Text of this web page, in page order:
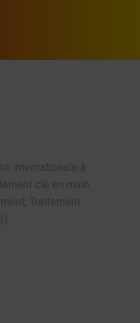
internationale à
clé en main
Traitement